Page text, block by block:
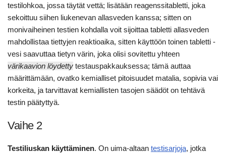
testilohkoa, jossa täytät vettä; lisätään reagenssitabletti, joka
sekoittuu siihen liukenevan allasveden kanssa; sitten on
monivaiheinen testien kohdalla voit sijoittaa tabletti allasveden
mahdollistaa tiettyjen reaktioaika, sitten käyttöön toinen tabletti -
vesi saavuttaa tietyn värin, joka olisi sovitettu yhteen
värikaavion löydetty testauspakkauksessa; tämä auttaa
määrittämään, ovatko kemialliset pitoisuudet matalia, sopivia vai
korkeita, ja tarvittavat kemiallisten tasojen säädöt on tehtävä
testin päätyttyä.
Vaihe 2
Testiliuskan käyttäminen. On uima-altaan testisarjoja, jotka